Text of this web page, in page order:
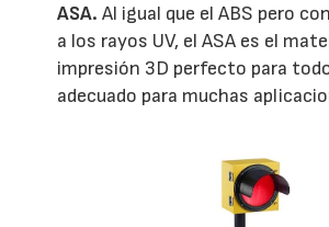
ASA. Al igual que el ABS pero
a los rayos UV, el ASA es el
impresión 3D perfecto para
adecuado para muchas